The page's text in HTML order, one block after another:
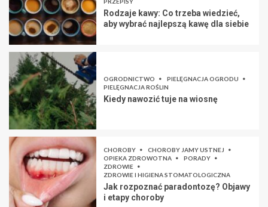
Rodzaje kawy: Co trzeba wiedzieć,
aby wybrać najlepszą kawę dla siebie
OGRODNICTWO
PIELĘGNACJA OGRODU
PIELĘGNACJA ROŚLIN
Kiedy nawozić tuje na wiosnę
CHOROBY
CHOROBY JAMY USTNEJ
OPIEKA ZDROWOTNA
PORADY
ZDROWIE
ZDROWIE I HIGIENA STOMATOLOGICZNA
Jak rozpoznać paradontozę? Objawy
i etapy choroby